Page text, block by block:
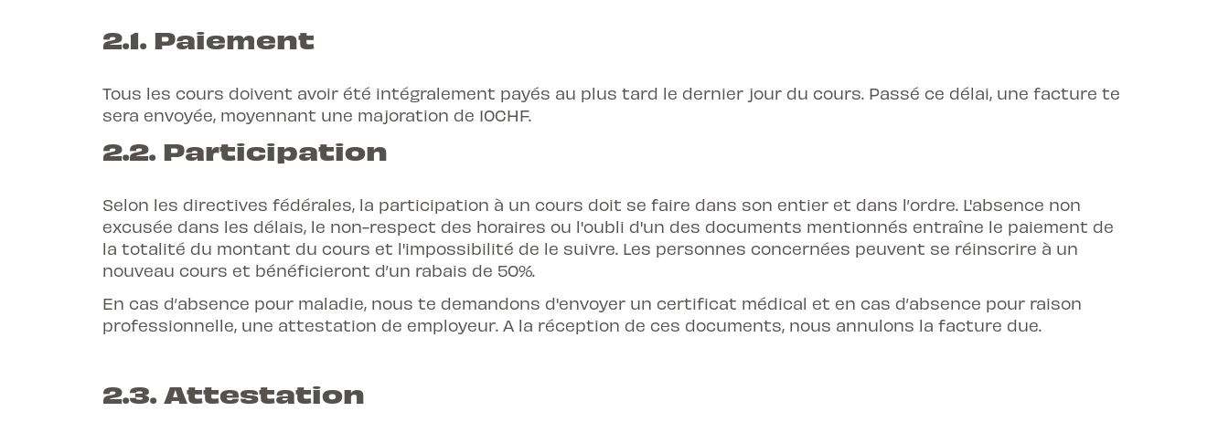
2.1. Paiement
Tous les cours doivent avoir été intégralement payés au plus tard le dernier jour du cours. Passé ce délai, une facture te
sera envoyée, moyennant une majoration de 10CHF.
2.2. Participation
Selon les directives fédérales, la participation à un cours doit se faire dans son entier et dans l’ordre. L'absence non
excusée dans les délais, le non-respect des horaires ou l'oubli d'un des documents mentionnés entraîne le paiement de
la totalité du montant du cours et l'impossibilité de le suivre. Les personnes concernées peuvent se réinscrire à un
nouveau cours et bénéficieront d’un rabais de 50%.
En cas d’absence pour maladie, nous te demandons d'envoyer un certificat médical et en cas d’absence pour raison
professionnelle, une attestation de employeur. A la réception de ces documents, nous annulons la facture due.
2.3. Attestation